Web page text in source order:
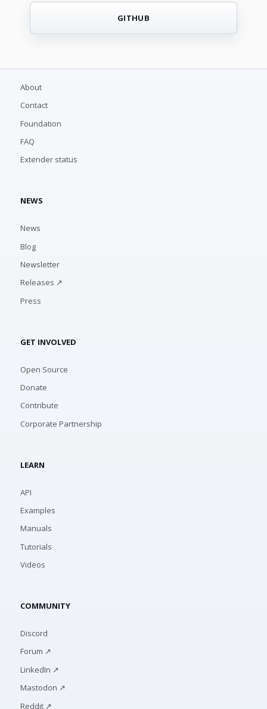
GITHUB
About
Contact
Foundation
FAQ
Extender status
NEWS
News
Blog
Newsletter
Releases ↗
Press
GET INVOLVED
Open Source
Donate
Contribute
Corporate Partnership
LEARN
API
Examples
Manuals
Tutorials
Videos
COMMUNITY
Discord
Forum ↗
LinkedIn ↗
Mastodon ↗
Reddit ↗